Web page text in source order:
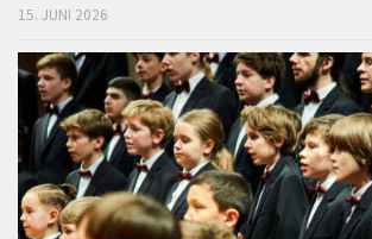
15. JUNI 2026